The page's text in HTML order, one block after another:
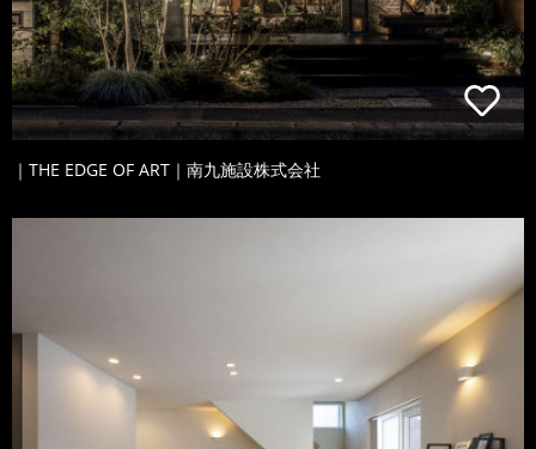
｜THE EDGE OF ART｜南九施設株式会社